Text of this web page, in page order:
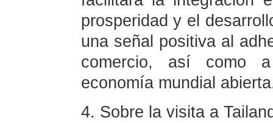
prosperidad y el
una señal positiva al
comercio, así como
economía mundial
4. Sobre la visita a